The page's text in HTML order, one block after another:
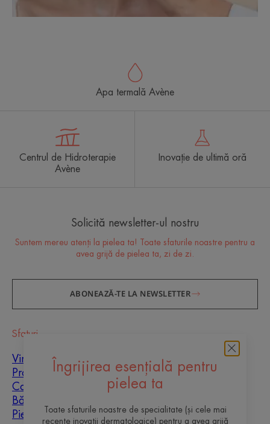
Îngrijirea esențială pentru
pielea ta
Toate sfaturile noastre de specialitate (și cele mai
recente inovații dermatologice) pentru a avea grijă
Apa termală Avène
Centrul de Hidroterapie
Avène
Inovație de ultimă oră
Solicită newsletter-ul nostru
Suntem mereu atenți la pielea ta! Toate sfaturile noastre pentru a
avea grijă de pielea ta, zi de zi.
ABONEAZĂ-TE LA NEWSLETTER
Sfaturi
Vindecarea cicatricilor
Protecție solară
Copii
Bărbați
Piele mixtă